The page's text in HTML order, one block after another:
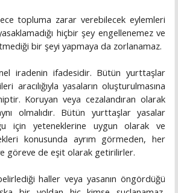
topluma zarar verebilecek eylemleri
hiçbir şey engellenemez ve
bir şeyi yapmaya da zorlanamaz.
iradenin ifadesidir. Bütün yurttaşlar
aracılığıyla yasaların oluşturulmasına
Koruyan veya cezalandıran olarak
olmalıdır. Bütün yurttaşlar yasalar
için yeteneklerine uygun olarak ve
konusunda ayrım görmeden, her
göreve de eşit olarak getirilirler.
haller veya yasanın öngördüğü